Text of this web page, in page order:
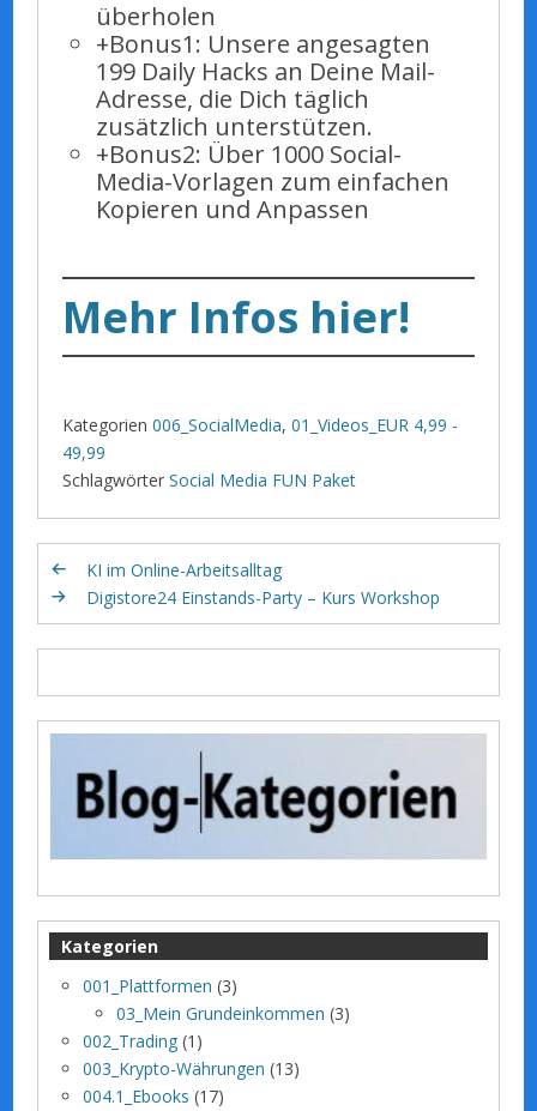
überholen
+Bonus1: Unsere angesagten
199 Daily Hacks an Deine Mail-
Adresse, die Dich täglich
zusätzlich unterstützen.
+Bonus2: Über 1000 Social-
Media-Vorlagen zum einfachen
Kopieren und Anpassen
Mehr Infos hier!
Kategorien 006_SocialMedia,01_Videos_EUR 4,99 -
49,99
Schlagwörter Social Media FUN Paket
KI im Online-Arbeitsalltag
Digistore24 Einstands-Party – Kurs Workshop
Kategorien
001_Plattformen (3)
03_Mein Grundeinkommen (3)
002_Trading (1)
003_Krypto-Währungen (13)
004.1_Ebooks (17)